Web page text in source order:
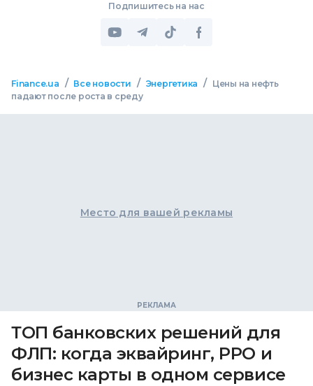
Подпишитесь на нас
Finance.ua / Все новости / Энергетика /
Цены на нефть
падают после роста в среду
Место для вашей рекламы
ТОП банковских решений для
ФЛП: когда эквайринг, РРО и
бизнес карты в одном сервисе